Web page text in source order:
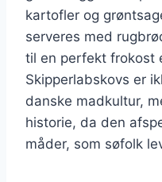
kartofler og
serveres med
til en perfekt frokost
Skipperlabskovs er
danske madkultur,
historie, da den
måder, som søfolk